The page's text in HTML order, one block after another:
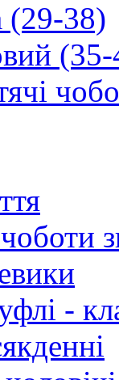
(29-38)
-